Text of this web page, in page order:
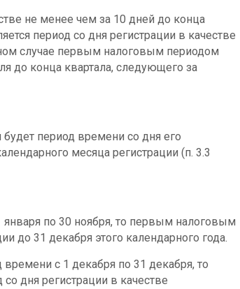
не менее чем за 10 дней до конца
период со дня регистрации в качестве
случае первым налоговым периодом
до конца квартала, следующего за
период времени со дня его
месяца регистрации (п. 3.3
января по 30 ноября, то первым налоговым
до 31 декабря этого календарного года.
с 1 декабря по 31 декабря, то
дня регистрации в качестве